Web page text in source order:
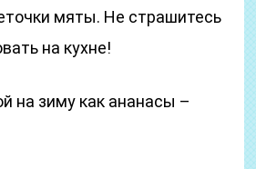
мяты. Не страшитесь
на кухне!
на зиму как ананасы –